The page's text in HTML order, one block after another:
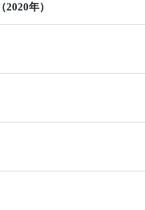
（2020年）